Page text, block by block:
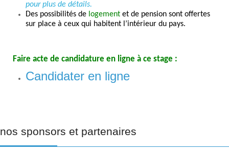
pour plus de détails.
Des possibilités de logement et de pension sont offertes
sur place à ceux qui habitent l’intérieur du pays.
Faire acte de candidature en ligne à ce stage :
Candidater en ligne
nos sponsors et partenaires